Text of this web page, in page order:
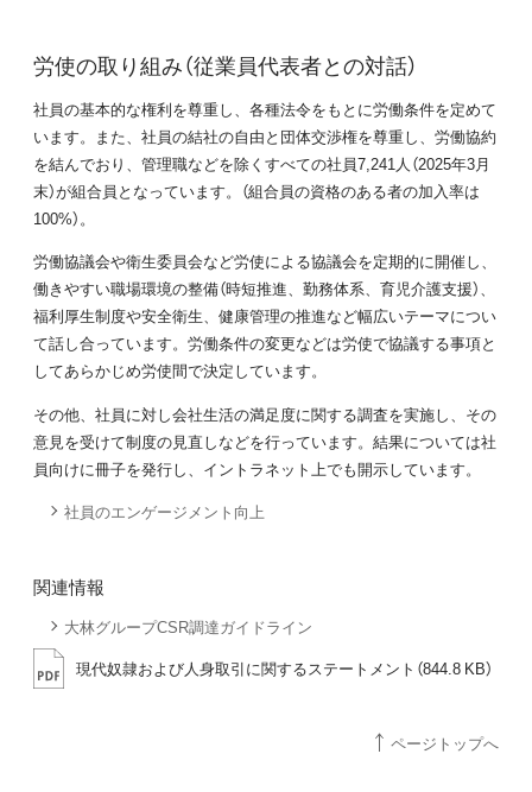
労使の取り組み（従業員代表者との対話）
社員の基本的な権利を尊重し、各種法令をもとに労働条件を定めて
います。また、社員の結社の自由と団体交渉権を尊重し、労働協約
を結んでおり、管理職などを除くすべての社員7,241人（2025年3月
末）が組合員となっています。（組合員の資格のある者の加入率は
100%）。
労働協議会や衛生委員会など労使による協議会を定期的に開催し、
働きやすい職場環境の整備（時短推進、勤務体系、育児介護支援）、
福利厚生制度や安全衛生、健康管理の推進など幅広いテーマについ
て話し合っています。労働条件の変更などは労使で協議する事項と
してあらかじめ労使間で決定しています。
その他、社員に対し会社生活の満足度に関する調査を実施し、その
意見を受けて制度の見直しなどを行っています。結果については社
員向けに冊子を発行し、イントラネット上でも開示しています。
社員のエンゲージメント向上
関連情報
大林グループCSR調達ガイドライン
現代奴隷および人身取引に関するステートメント（844.8 KB）
ページトップへ